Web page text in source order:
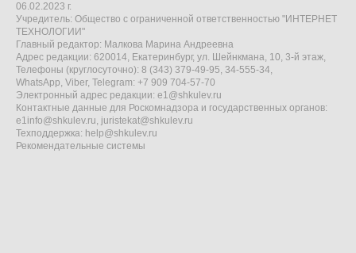
06.02.2023 г.
Учредитель: Общество с ограниченной ответственностью "ИНТЕРНЕТ
ТЕХНОЛОГИИ"
Главный редактор: Малкова Марина Андреевна
Адрес редакции: 620014, Екатеринбург, ул. Шейнкмана, 10, 3-й этаж,
Телефоны (круглосуточно): 8 (343) 379-49-95, 34-555-34,
WhatsApp, Viber, Telegram: +7 909 704-57-70
Электронный адрес редакции: e1@shkulev.ru
Контактные данные для Роскомнадзора и государственных органов:
e1info@shkulev.ru, juristekat@shkulev.ru
Техподдержка: help@shkulev.ru
Рекомендательные системы